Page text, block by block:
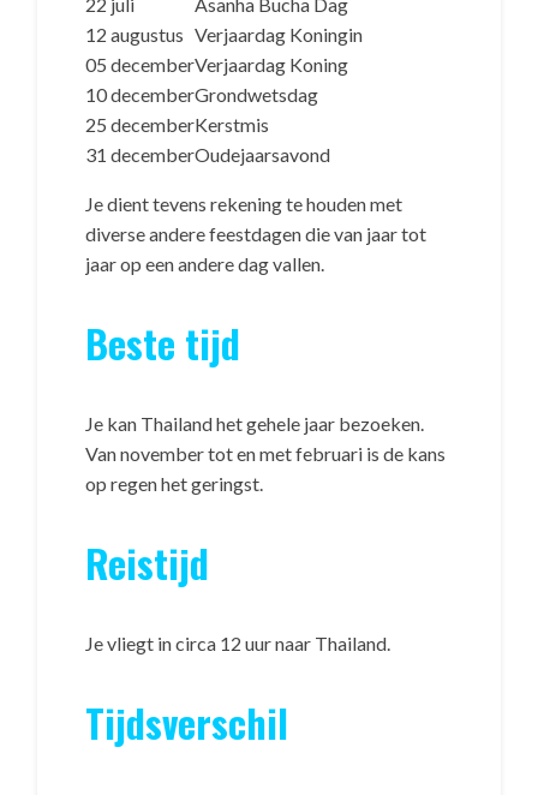
12 augustus Verjaardag Koningin
05 decemberVerjaardag Koning
10 decemberGrondwetsdag
25 decemberKerstmis
31 decemberOudejaarsavond
Je dient tevens rekening te houden met
diverse andere feestdagen die van jaar tot
jaar op een andere dag vallen.
Beste tijd
Je kan Thailand het gehele jaar bezoeken.
Van november tot en met februari is de kans
op regen het geringst.
Reistijd
Je vliegt in circa 12 uur naar Thailand.
Tijdsverschil